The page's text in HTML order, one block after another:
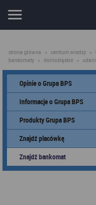
strona główna » centrum wiedzy »
bankomaty » dolnośląskie »
Opinie o Grupa BPS
Informacje o Grupa BPS
Produkty Grupa BPS
Znajdź placówkę
Znajdź bankomat